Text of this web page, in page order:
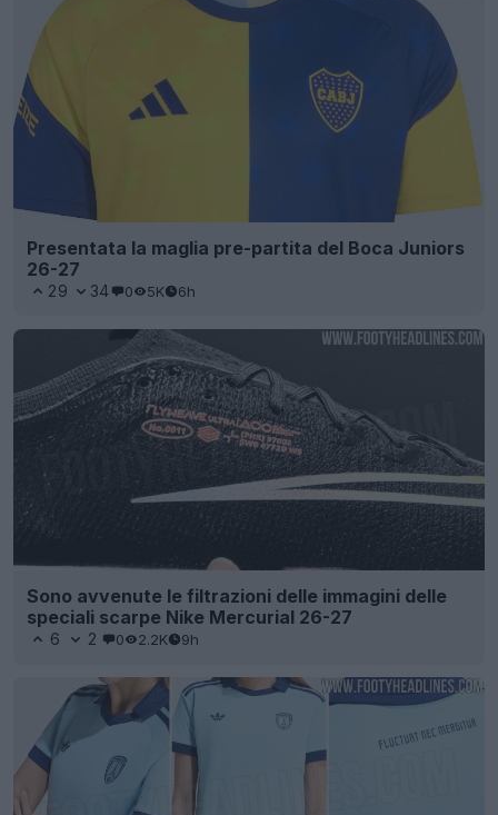
Presentata la maglia pre-partita del Boca Juniors
26-27
29 34 0 5K 6h
Sono avvenute le filtrazioni delle immagini delle
speciali scarpe Nike Mercurial 26-27
6 2 0 2.2K 9h